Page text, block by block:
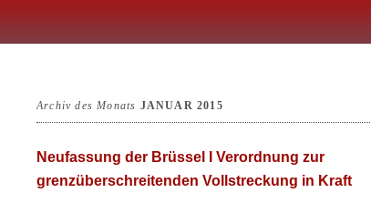
Archiv des Monats JANUAR 2015
Neufassung der Brüssel I Verordnung zur
grenzüberschreitenden Vollstreckung in Kraft